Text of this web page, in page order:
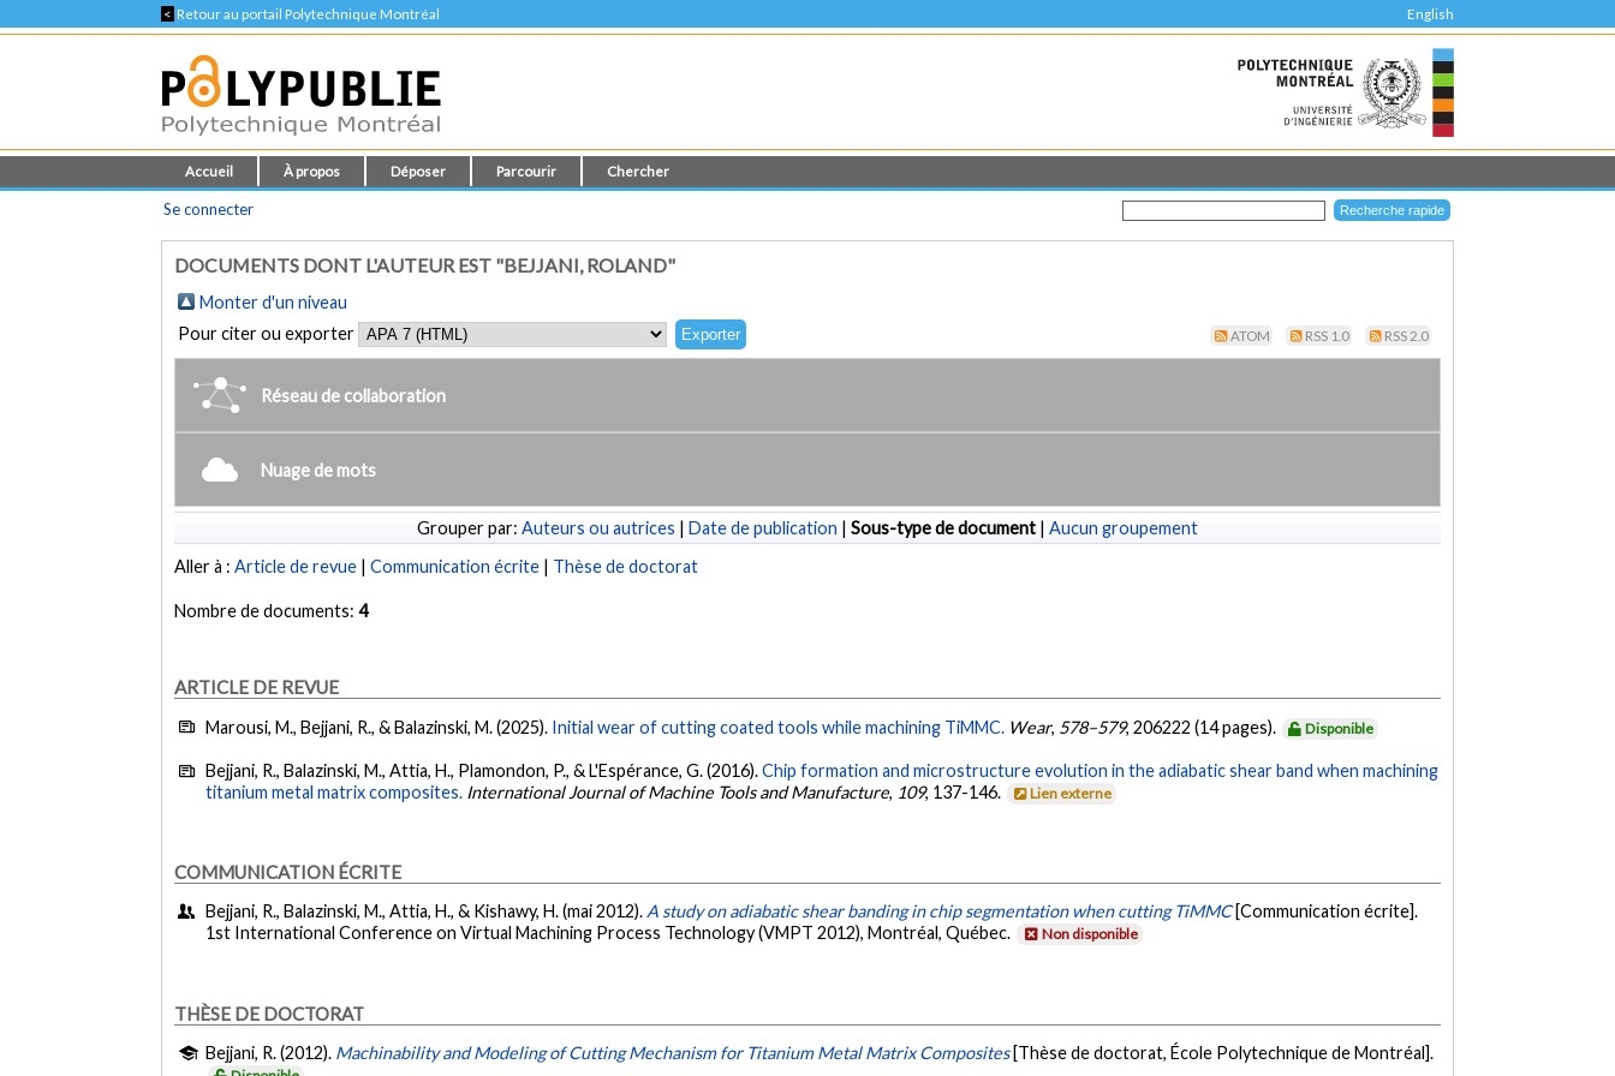
< Retour au portail Polytechnique Montréal English
Accueil À propos Déposer Parcourir Chercher
Se connecter
DOCUMENTS DONT L'AUTEUR EST "BEJJANI, ROLAND"
Monter d'un niveau
Pour citer ou exporter
ATOM RSS 1.0 RSS 2.0
Réseau de collaboration
Nuage de mots
Grouper par: Auteurs ou autrices | Date de publication | Sous-type de document | Aucun groupement
Aller à :Article de revue |Communication écrite | Thèse de doctorat
Nombre de documents:4
ARTICLE DE REVUE
Marousi, M., Bejjani, R., & Balazinski, M. (2025). Initial wear of cutting coated tools while machining TiMMC. Wear, 578–579, 206222 (14 pages). Disponible
Bejjani, R., Balazinski, M., Attia, H., Plamondon, P., & L'Espérance, G. (2016).Chip formation and microstructure evolution in the adiabatic shear band when machining
titanium metal matrix composites. International Journal of Machine Tools and Manufacture, 109, 137-146. Lien externe
COMMUNICATION ÉCRITE
Bejjani, R., Balazinski, M., Attia, H., & Kishawy, H. (mai 2012). A study on adiabatic shear banding in chip segmentation when cutting TiMMC [Communication écrite].
1st International Conference on Virtual Machining Process Technology (VMPT 2012), Montréal, Québec.
Non disponible
THÈSE DE DOCTORAT
Bejjani, R. (2012). Machinability and Modeling of Cutting Mechanism for Titanium Metal Matrix Composites [Thèse de doctorat, École Polytechnique de Montréal].